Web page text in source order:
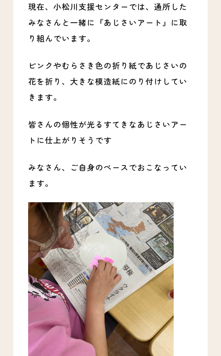
現在、小松川支援センターでは、通所した
みなさんと一緒に『あじさいアート』に取
り組んでいます。
ピンクやむらさき色の折り紙であじさいの
花を折り、大きな模造紙にのり付けしてい
きます。
皆さんの個性が光るすてきなあじさいアー
トに仕上がりそうです
みなさん、ご自身のペースでおこなってい
ます。